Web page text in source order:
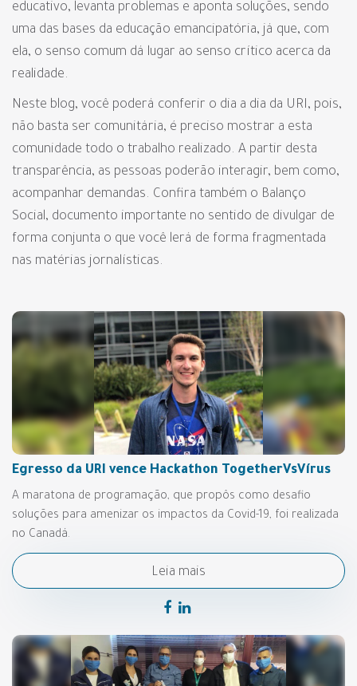
educativo, levanta problemas e aponta soluções, sendo
uma das bases da educação emancipatória, já que, com
ela, o senso comum dá lugar ao senso crítico acerca da
realidade.
Neste blog, você poderá conferir o dia a dia da URI, pois,
não basta ser comunitária, é preciso mostrar a esta
comunidade todo o trabalho realizado. A partir desta
transparência, as pessoas poderão interagir, bem como,
acompanhar demandas. Confira também o Balanço
Social, documento importante no sentido de divulgar de
forma conjunta o que você lerá de forma fragmentada
nas matérias jornalísticas.
Egresso da URI vence Hackathon TogetherVsVírus
A maratona de programação, que propôs como desafio
soluções para amenizar os impactos da Covid-19, foi realizada
no Canadá.
Leia mais